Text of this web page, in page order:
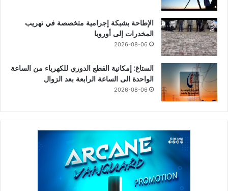
الإطاحة بشبكة إجرامية متخصصة في تهريب
المخدرات إلى أوروبا
2026-08-06
الستاغ: إمكانية القطع الدوري للكهرباء من الساعة
الواحدة الى الساعة الرابعة بعد الزوال
2026-08-06